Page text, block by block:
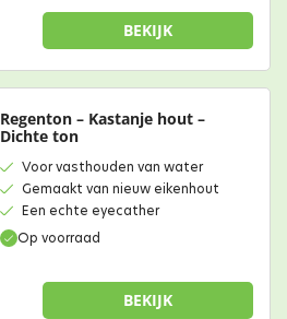
BEKIJK
Op voorraad
Regenton – Kastanje hout –
Dichte ton
Voor vasthouden van water
Gemaakt van nieuw eikenhout
Een echte eyecather
BEKIJK